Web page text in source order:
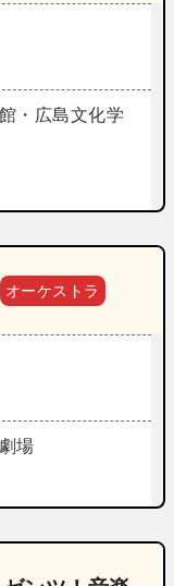
・広島文化学
オーケストラ
場